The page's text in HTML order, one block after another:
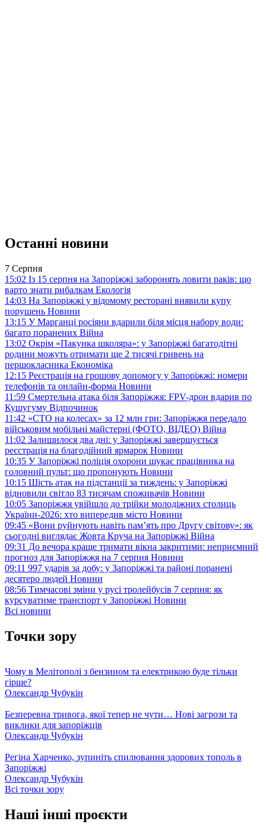
Останні новини
7 Серпня
15:02 Із 15 серпня на Запоріжжі заборонять ловити раків: що
варто знати рибалкам Екологія
14:03 На Запоріжжі у відомому ресторані виявили купу
порушень Новини
13:15 У Марганці росіяни вдарили біля місця набору води:
багато поранених Війна
13:02 Окрім «Пакунка школяра»: у Запоріжжі багатодітні
родини можуть отримати ще 2 тисячі гривень на
першокласника Економіка
12:15 Реєстрація на грошову допомогу у Запоріжжі: номери
телефонів та онлайн-форма Новини
11:59 Смертельна атака біля Запоріжжя: FPV-дрон вдарив по
Кушугуму Відпочинок
11:42 «СТО на колесах» за 12 млн грн: Запоріжжя передало
військовим мобільні майстерні (ФОТО, ВІДЕО) Війна
11:02 Залишилося два дні: у Запоріжжі завершується
реєстрація на благодійний ярмарок Новини
10:35 У Запоріжжі поліція охорони шукає працівника на
головний пульт: що пропонують Новини
10:15 Шість атак на підстанції за тиждень: у Запоріжжі
відновили світло 83 тисячам споживачів Новини
10:05 Запоріжжя увійшло до трійки молодіжних столиць
України-2026: хто випередив місто Новини
09:45 «Вони руйнують навіть пам’ять про Другу світову»: як
сьогодні виглядає Жовта Круча на Запоріжжі Війна
09:31 До вечора краще тримати вікна закритими: неприємний
прогноз для Запоріжжя на 7 серпня Новини
09:11 997 ударів за добу: у Запоріжжі та районі поранені
десятеро людей Новини
08:56 Тимчасові зміни у русі тролейбусів 7 серпня: як
курсуватиме транспорт у Запоріжжі Новини
Всі новини
Точки зору
Чому в Мелітополі з бензином та електрикою буде тільки
гірше?
Олександр Чубукін
Безперевна тривога, якої тепер не чути… Нові загрози та
виклики для запоріжців
Олександр Чубукін
Регіна Харченко, зупиніть спилювання здорових тополь в
Запоріжжі
Олександр Чубукін
Всі точки зору
Наші інші проєкти